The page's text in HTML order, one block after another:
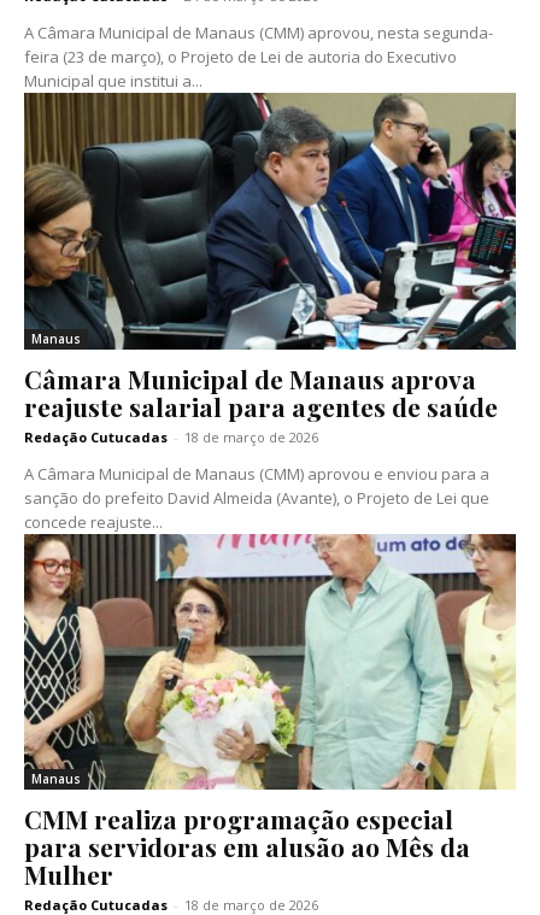
A Câmara Municipal de Manaus (CMM) aprovou, nesta segunda-
feira (23 de março), o Projeto de Lei de autoria do Executivo
Municipal que institui a...
Manaus
Câmara Municipal de Manaus aprova
reajuste salarial para agentes de saúde
Redação Cutucadas - 18 de março de 2026
A Câmara Municipal de Manaus (CMM) aprovou e enviou para a
sanção do prefeito David Almeida (Avante), o Projeto de Lei que
concede reajuste...
Manaus
CMM realiza programação especial
para servidoras em alusão ao Mês da
Mulher
Redação Cutucadas - 18 de março de 2026